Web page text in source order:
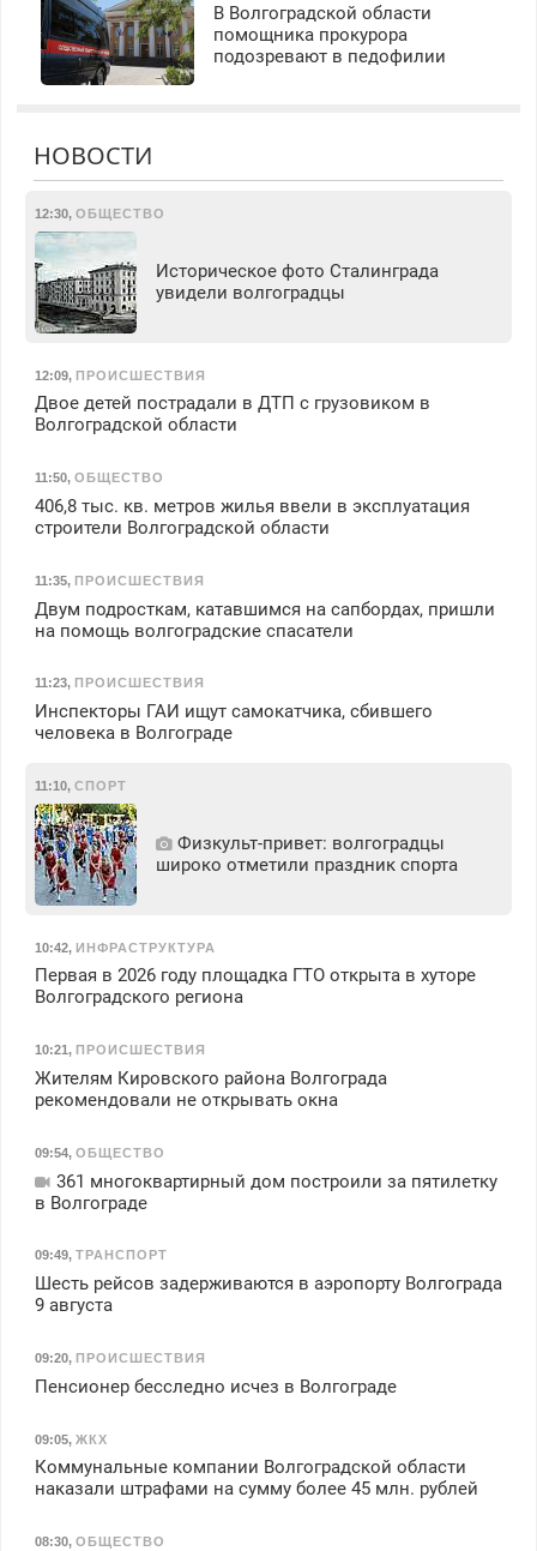
В Волгоградской области
помощника прокурора
подозревают в педофилии
НОВОСТИ
12:30, ОБЩЕСТВО
Историческое фото Сталинграда
увидели волгоградцы
12:09, ПРОИСШЕСТВИЯ
Двое детей пострадали в ДТП с грузовиком в
Волгоградской области
11:50, ОБЩЕСТВО
406,8 тыс. кв. метров жилья ввели в эксплуатация
строители Волгоградской области
11:35, ПРОИСШЕСТВИЯ
Двум подросткам, катавшимся на сапбордах, пришли
на помощь волгоградские спасатели
11:23, ПРОИСШЕСТВИЯ
Инспекторы ГАИ ищут самокатчика, сбившего
человека в Волгограде
11:10, СПОРТ
Физкульт‑привет: волгоградцы
широко отметили праздник спорта
10:42, ИНФРАСТРУКТУРА
Первая в 2026 году площадка ГТО открыта в хуторе
Волгоградского региона
10:21, ПРОИСШЕСТВИЯ
Жителям Кировского района Волгограда
рекомендовали не открывать окна
09:54, ОБЩЕСТВО
361 многоквартирный дом построили за пятилетку
в Волгограде
09:49, ТРАНСПОРТ
Шесть рейсов задерживаются в аэропорту Волгограда
9 августа
09:20, ПРОИСШЕСТВИЯ
Пенсионер бесследно исчез в Волгограде
09:05, ЖКХ
Коммунальные компании Волгоградской области
наказали штрафами на сумму более 45 млн. рублей
08:30, ОБЩЕСТВО